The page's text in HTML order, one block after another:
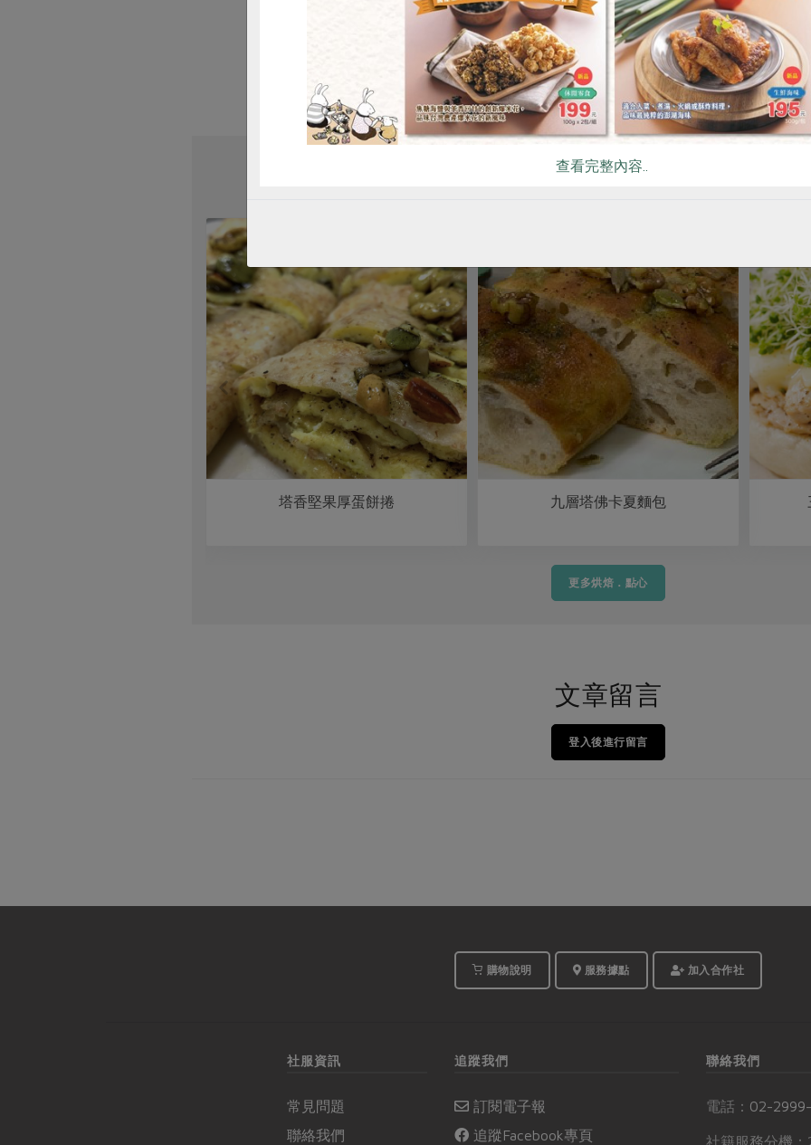
# 貝果
你可能有興趣的食譜
塔香堅果厚蛋餅捲 九層塔佛卡夏麵包
更多烘焙．點心
文章留言
登入後進行留言
購物說明 服務據點 加入合作社
社服資訊
常見問題
聯絡我們
追蹤我們
訂閱電子報
追蹤Facebook專頁
聯絡我們
電話： 02-
社籍服務分機：
查看完整內容..